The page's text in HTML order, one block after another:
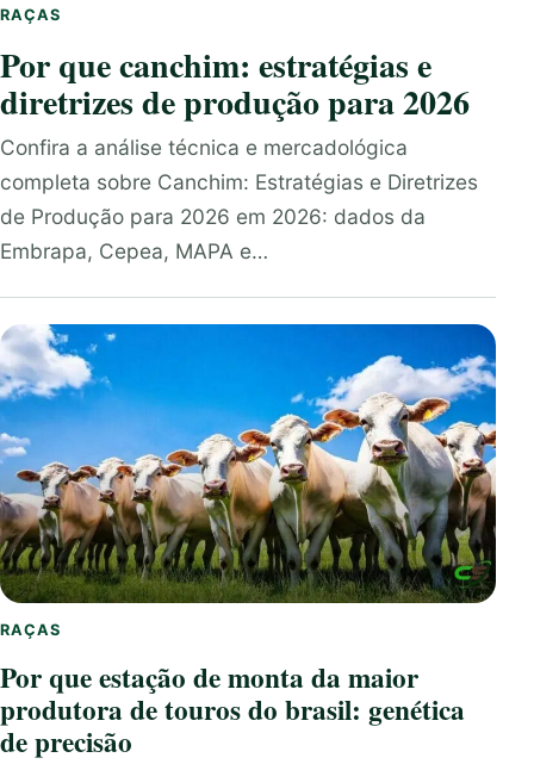
RAÇAS
Por que canchim: estratégias e
diretrizes de produção para 2026
Confira a análise técnica e mercadológica
completa sobre Canchim: Estratégias e Diretrizes
de Produção para 2026 em 2026: dados da
Embrapa, Cepea, MAPA e…
RAÇAS
Por que estação de monta da maior
produtora de touros do brasil: genética
de precisão